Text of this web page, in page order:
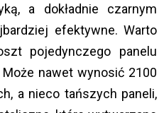
a dokładnie czarnym
efektywne. Warto
pojedynczego panelu
nawet wynosić 2100
a nieco tańszych paneli,